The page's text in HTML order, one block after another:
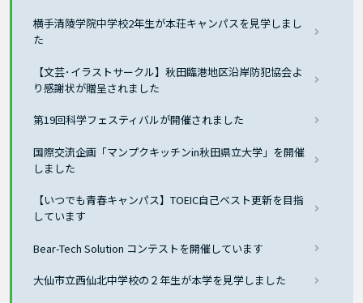
横手清陵学院中学校2年生が本荘キャンパスを見学しまし
た
【文芸･イラストサークル】秋田臨港地区沿岸防犯協会よ
り感謝状が贈呈されました
第19回科学フェスティバルが開催されました
国際交流企画「マンプクキッチンin秋田県立大学」を開催
しました
【いつでも青春キャンパス】TOEIC自己ベスト更新を目指
しています
Bear-Tech Solution コンテストを開催しています
大仙市立西仙北中学校の２年生が本学を見学しました